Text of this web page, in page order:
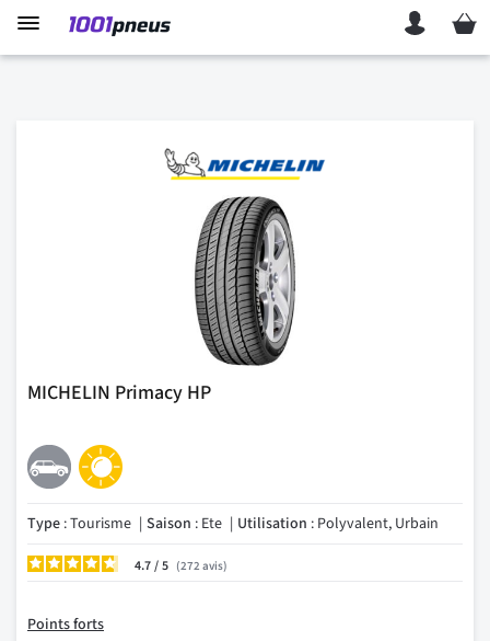
Mon
MICHELIN Primacy HP
Type : Tourisme Saison : Ete Utilisation : Polyvalent, Urbain
4.7/ 272 avis
Points forts